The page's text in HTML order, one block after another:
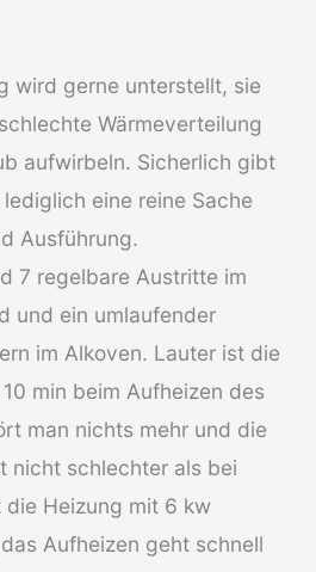
wird gerne unterstellt, sie
Wärmeverteilung
aufwirbeln. Sicherlich gibt
eine reine Sache
Ausführung.
7 regelbare Austritte im
und ein umlaufender
im Alkoven. Lauter ist die
min beim Aufheizen des
man nichts mehr und die
nicht schlechter als bei
die Heizung mit 6 kw
Aufheizen geht schnell